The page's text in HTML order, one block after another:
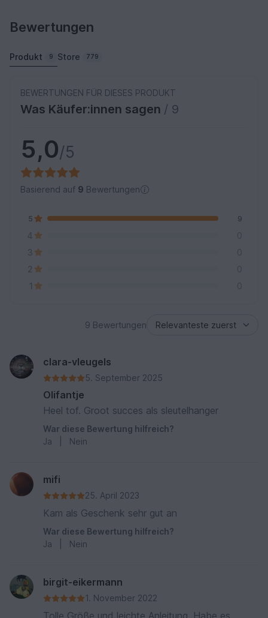
Bewertungen
Produkt 9 Store 779
BEWERTUNGEN FÜR DIESES PRODUKT
Was Käufer:innen sagen / 9
5,0/5
Basierend auf 9 Bewertungen
5 9
4
0
3
0
2
0
1
0
9 Bewertungen
clara-vleugels
5. September 2025
Olifantje
Heel tof. Groot succes als sleutelhanger
War diese Bewertung hilfreich?
Ja
Nein
mifi
25. April 2023
Kam als Geschenk sehr gut an
War diese Bewertung hilfreich?
Ja
Nein
birgit-eikermann
1. November 2022